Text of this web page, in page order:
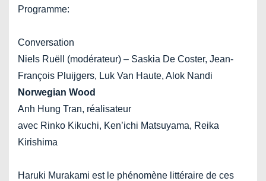
Programme:
Conversation
Niels Ruëll (modérateur) – Saskia De Coster, Jean-
François Pluijgers, Luk Van Haute, Alok Nandi
Norwegian Wood
Anh Hung Tran, réalisateur
avec Rinko Kikuchi, Ken’ichi Matsuyama, Reika
Kirishima
Haruki Murakami est le phénomène littéraire de ces